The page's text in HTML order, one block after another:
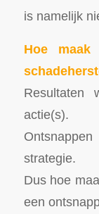
is namelijk
Hoe maak
Resultaten
actie(s).
strategie.
Dus hoe
een